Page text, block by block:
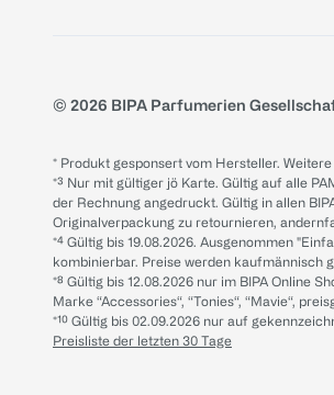
© 2026 BIPA Parfumerien
* Produkt gesponsert vom Hersteller.
*³ Nur mit gültiger jö Karte. Gültig auf alle
der Rechnung angedruckt. Gültig in allen
Originalverpackung zu retournieren,
*⁴ Gültig bis 19.08.2026. Ausgenommen
kombinierbar. Preise werden kaufmännisch
*⁸ Gültig bis 12.08.2026 nur im BIPA Online
Marke “Accessories“, “Tonies“, “Mavie“,
*¹⁰ Gültig bis 02.09.2026 nur auf
Preisliste der letzten 30 Tage